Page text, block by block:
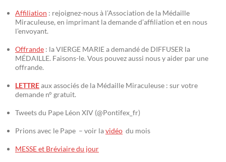
Affiliation : rejoignez-nous à l’Association de la Médaille
Miraculeuse, en imprimant la demande d’affiliation et en nous
l’envoyant.
Offrande : la VIERGE MARIE a demandé de DIFFUSER la
MÉDAILLE. Faisons-le. Vous pouvez aussi nous y aider par une
offrande.
LETTREaux associés de la Médaille Miraculeuse : sur votre
demande n° gratuit.
Tweets du Pape Léon XIV (@Pontifex_fr)
Prions avec le Pape – voir lavidéo du mois
MESSE et Bréviaire du jour